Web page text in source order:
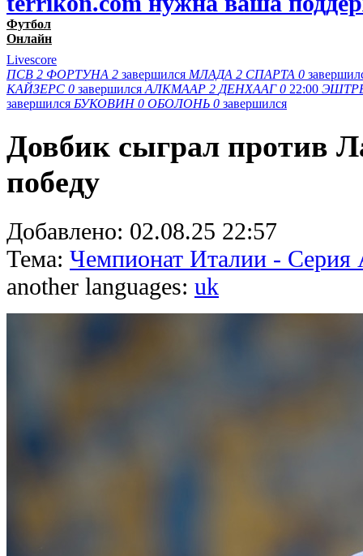
Футбол
Онлайн
Livescore
ПСВ 2 ФОРТУНА 2 завершился МЛАДА 2 СПАРТА 0
КАЙЗЕРС 0 завершился АЛКМААР 2 ДЕНХААГ 0 22:00
завершился БУКОВИН 0 ОБОЛОНЬ 0 завершился
Довбик сыграл против
победу
Добавлено: 02.08.25 22:57
Тема: Чемпионат Италии - Серия
another languages: uk